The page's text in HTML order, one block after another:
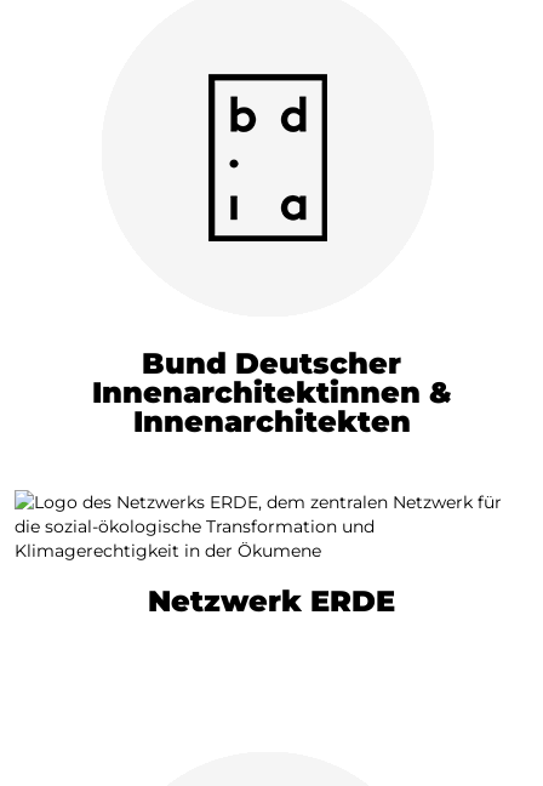
Bund Deutscher
Innenarchitektinnen &
Innenarchitekten
Netzwerk ERDE